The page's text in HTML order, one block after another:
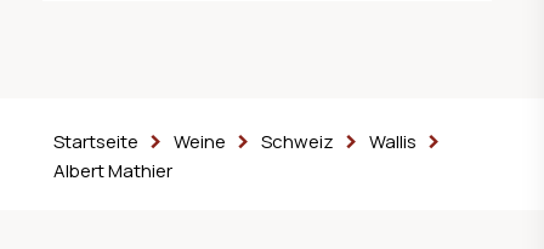
Startseite Weine Schweiz
Wallis
Albert Mathier